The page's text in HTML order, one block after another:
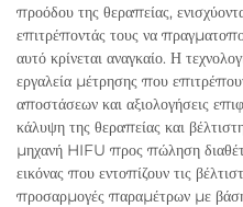
προόδου της θεραπείας,
επιτρέποντάς τους να
αυτό κρίνεται αναγκαίο. Η
εργαλεία μέτρησης που
αποστάσεων και αξιολογήσεις
κάλυψη της θεραπείας και
μηχανή HIFU προς πώληση
εικόνας που εντοπίζουν τις
προσαρμογές παραμέτρων με